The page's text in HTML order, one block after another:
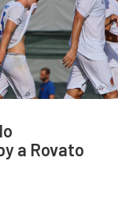
a Rovato